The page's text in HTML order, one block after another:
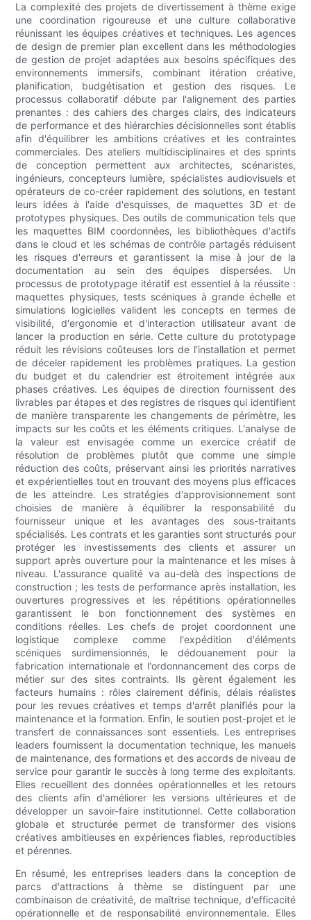
La complexité des projets de divertissement à thème exige
une coordination rigoureuse et une culture collaborative
réunissant les équipes créatives et techniques. Les agences
de design de premier plan excellent dans les méthodologies
de gestion de projet adaptées aux besoins spécifiques des
environnements immersifs, combinant itération créative,
planification, budgétisation et gestion des risques. Le
processus collaboratif débute par l'alignement des parties
prenantes : des cahiers des charges clairs, des indicateurs
de performance et des hiérarchies décisionnelles sont établis
afin d'équilibrer les ambitions créatives et les contraintes
commerciales. Des ateliers multidisciplinaires et des sprints
de conception permettent aux architectes, scénaristes,
ingénieurs, concepteurs lumière, spécialistes audiovisuels et
opérateurs de co-créer rapidement des solutions, en testant
leurs idées à l'aide d'esquisses, de maquettes 3D et de
prototypes physiques. Des outils de communication tels que
les maquettes BIM coordonnées, les bibliothèques d'actifs
dans le cloud et les schémas de contrôle partagés réduisent
les risques d'erreurs et garantissent la mise à jour de la
documentation au sein des équipes dispersées. Un
processus de prototypage itératif est essentiel à la réussite :
maquettes physiques, tests scéniques à grande échelle et
simulations logicielles valident les concepts en termes de
visibilité, d'ergonomie et d'interaction utilisateur avant de
lancer la production en série. Cette culture du prototypage
réduit les révisions coûteuses lors de l'installation et permet
de déceler rapidement les problèmes pratiques. La gestion
du budget et du calendrier est étroitement intégrée aux
phases créatives. Les équipes de direction fournissent des
livrables par étapes et des registres de risques qui identifient
de manière transparente les changements de périmètre, les
impacts sur les coûts et les éléments critiques. L'analyse de
la valeur est envisagée comme un exercice créatif de
résolution de problèmes plutôt que comme une simple
réduction des coûts, préservant ainsi les priorités narratives
et expérientielles tout en trouvant des moyens plus efficaces
de les atteindre. Les stratégies d'approvisionnement sont
choisies de manière à équilibrer la responsabilité du
fournisseur unique et les avantages des sous-traitants
spécialisés. Les contrats et les garanties sont structurés pour
protéger les investissements des clients et assurer un
support après ouverture pour la maintenance et les mises à
niveau. L'assurance qualité va au-delà des inspections de
construction ; les tests de performance après installation, les
ouvertures progressives et les répétitions opérationnelles
garantissent le bon fonctionnement des systèmes en
conditions réelles. Les chefs de projet coordonnent une
logistique complexe comme l'expédition d'éléments
scéniques surdimensionnés, le dédouanement pour la
fabrication internationale et l'ordonnancement des corps de
métier sur des sites contraints. Ils gèrent également les
facteurs humains : rôles clairement définis, délais réalistes
pour les revues créatives et temps d'arrêt planifiés pour la
maintenance et la formation. Enfin, le soutien post-projet et le
transfert de connaissances sont essentiels. Les entreprises
leaders fournissent la documentation technique, les manuels
de maintenance, des formations et des accords de niveau de
service pour garantir le succès à long terme des exploitants.
Elles recueillent des données opérationnelles et les retours
des clients afin d'améliorer les versions ultérieures et de
développer un savoir-faire institutionnel. Cette collaboration
globale et structurée permet de transformer des visions
créatives ambitieuses en expériences fiables, reproductibles
et pérennes.
En résumé, les entreprises leaders dans la conception de
parcs d'attractions à thème se distinguent par une
combinaison de créativité, de maîtrise technique, d'efficacité
opérationnelle et de responsabilité environnementale. Elles